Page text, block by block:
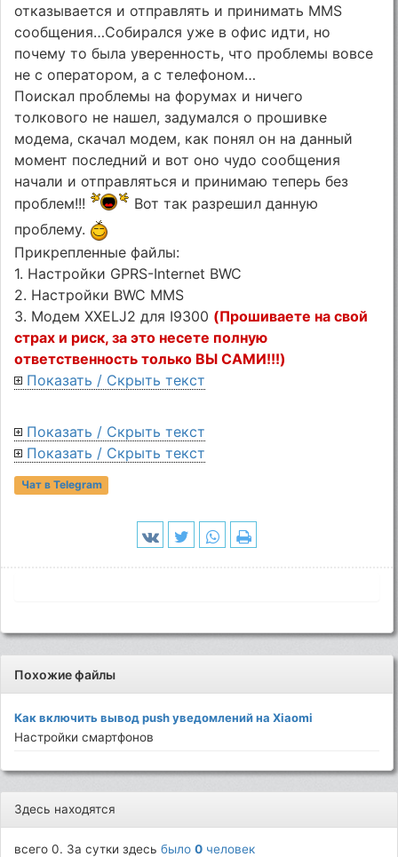
отказывается и отправлять и принимать MMS
сообщения…Собирался уже в офис идти, но
почему то была уверенность, что проблемы вовсе
не с оператором, а с телефоном…
Поискал проблемы на форумах и ничего
толкового не нашел, задумался о прошивке
модема, скачал модем, как понял он на данный
момент последний и вот оно чудо сообщения
начали и отправляться и принимаю теперь без
проблем!!!
Вот так разрешил данную
проблему.
Прикрепленные файлы:
1. Настройки GPRS-Internet BWC
2. Настройки BWC MMS
3. Модем XXELJ2 для I9300 (Прошиваете на свой
страх и риск, за это несете полную
ответственность только ВЫ САМИ!!!)
Показать / Скрыть текст
Показать / Скрыть текст
Показать / Скрыть текст
Чат в Telegram
Похожие файлы
Как включить вывод push уведомлений на Xiaomi
Настройки смартфонов
Здесь находятся
всего 0. За сутки здесьбыло0 человек